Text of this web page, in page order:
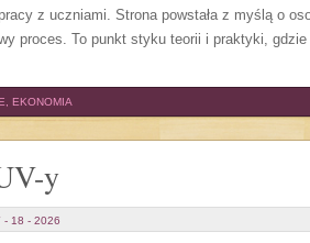
z uczniami. Strona powstała z myślą o
proces. To punkt styku teorii i praktyki,
EKONOMIA
y
- 18 - 2026